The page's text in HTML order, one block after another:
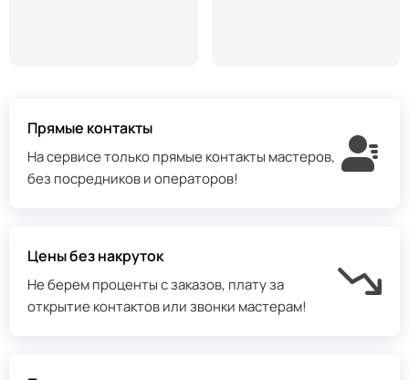
Прямые контакты
На сервисе только прямые контакты мастеров,
без посредников и операторов!
Цены без накруток
Не берем проценты с заказов, плату за
открытие контактов или звонки мастерам!